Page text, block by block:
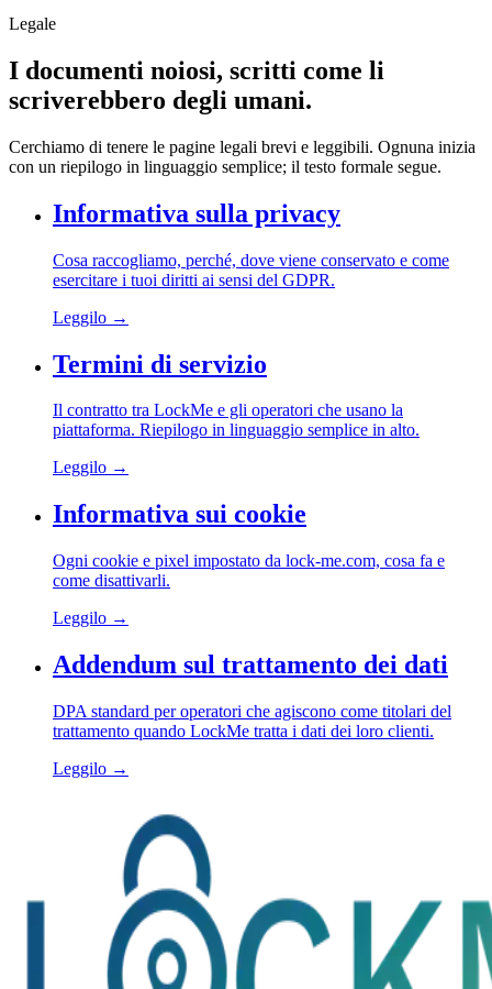
Legale
I documenti noiosi, scritti come li
scriverebbero degli umani.
Cerchiamo di tenere le pagine legali brevi e leggibili. Ognuna inizia
con un riepilogo in linguaggio semplice; il testo formale segue.
Informativa sulla privacy
Cosa raccogliamo, perché, dove viene conservato e come
esercitare i tuoi diritti ai sensi del GDPR.
Leggilo →
Termini di servizio
Il contratto tra LockMe e gli operatori che usano la
piattaforma. Riepilogo in linguaggio semplice in alto.
Leggilo →
Informativa sui cookie
Ogni cookie e pixel impostato da lock-me.com, cosa fa e
come disattivarli.
Leggilo →
Addendum sul trattamento dei dati
DPA standard per operatori che agiscono come titolari del
trattamento quando LockMe tratta i dati dei loro clienti.
Leggilo →